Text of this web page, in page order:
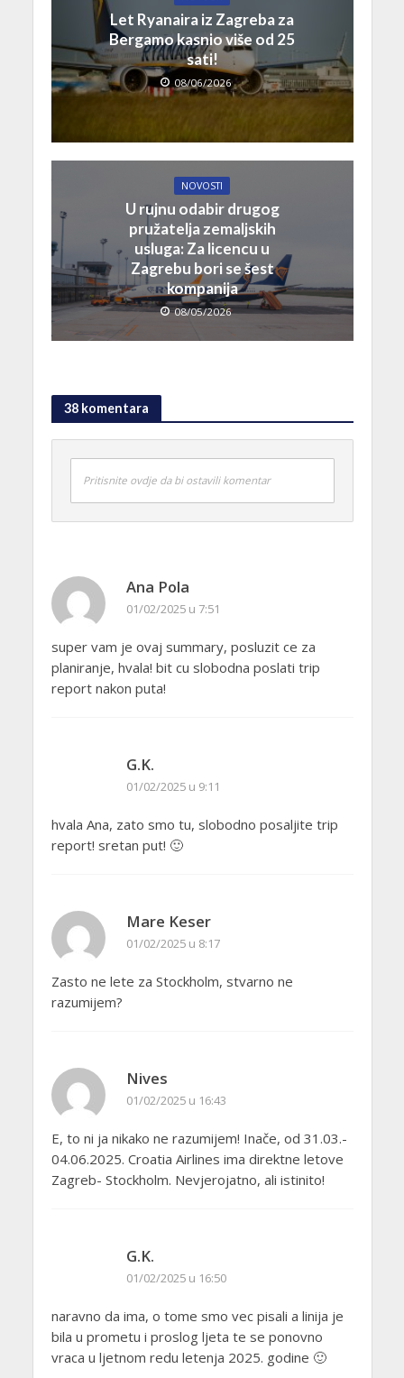
Let Ryanaira iz Zagreba za
Bergamo kasnio više od 25
sati!
08/06/2026
NOVOSTI
U rujnu odabir drugog
pružatelja zemaljskih
usluga: Za licencu u
Zagrebu bori se šest
kompanija
08/05/2026
38 komentara
Pritisnite ovdje da bi ostavili komentar
Ana Pola
01/02/2025 u 7:51
super vam je ovaj summary, posluzit ce za
planiranje, hvala! bit cu slobodna poslati trip
report nakon puta!
G.K.
01/02/2025 u 9:11
hvala Ana, zato smo tu, slobodno posaljite trip
report! sretan put! 🙂
Mare Keser
01/02/2025 u 8:17
Zasto ne lete za Stockholm, stvarno ne
razumijem?
Nives
01/02/2025 u 16:43
E, to ni ja nikako ne razumijem! Inače, od 31.03.-
04.06.2025. Croatia Airlines ima direktne letove
Zagreb- Stockholm. Nevjerojatno, ali istinito!
G.K.
01/02/2025 u 16:50
naravno da ima, o tome smo vec pisali a linija je
bila u prometu i proslog ljeta te se ponovno
vraca u ljetnom redu letenja 2025. godine 🙂